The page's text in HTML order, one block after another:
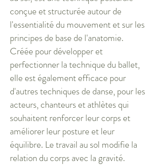
conçue et structurée autour de
l'essentialité du mouvement et sur les
principes de base de l'anatomie.
Créée pour développer et
perfectionner la technique du ballet,
elle est également efficace pour
d'autres techniques de danse, pour les
acteurs, chanteurs et athlètes qui
souhaitent renforcer leur corps et
améliorer leur posture et leur
équilibre. Le travail au sol modifie la
relation du corps avec la gravité.